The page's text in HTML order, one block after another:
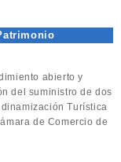
abierto y
del suministro de dos
Turística
de Comercio de